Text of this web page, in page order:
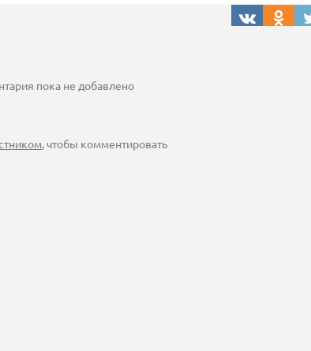
пока не добавлено
, чтобы комментировать